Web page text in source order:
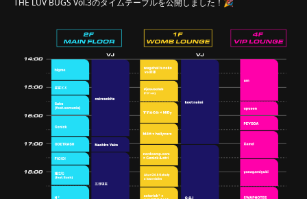
THE LUV BUGS Vol.3のタイムテーブルを公開しました！🎉